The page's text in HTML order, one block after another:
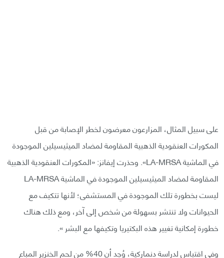
على سبيل المثال، المزارعون معرضون لخطر الإصابة من قبل
المكورات العنقودية الذهبية المقاومة لمضاد الميثيسيلين الموجودة
في الماشية LA-MRSA». وحذرت إيفانز: «المكورات العنقودية الذهبية
المقاومة لمضاد الميثيسيلين الموجودة في الماشية LA-MRSA
ليست بخطورة تلك الموجودة في المستشفى؛ لأنها تتكيف مع
الحيوانات ولا تنتشر بسهولة من شخص إلى آخر، ومع ذلك هناك
خطورة إمكانية تغيير هذه البكتيريا وتكيفها مع البشر ».
وفي اقتباس لدراسة دنماركية، وُجد أن 40% من لحم الخنزير المباع